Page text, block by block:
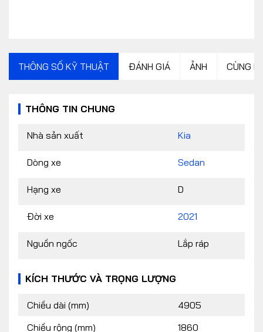
THÔNG SỐ KỸ THUẬT ĐÁNH GIÁ ẢNH CÙNG
THÔNG TIN CHUNG
Nhà sản xuất Kia
Dòng xe Sedan
Hạng xe D
Đời xe 2021
Nguồn ngốc Lắp ráp
KÍCH THƯỚC VÀ TRỌNG LƯỢNG
Chiều dài (mm)
4905
Chiều rộng (mm)
1860